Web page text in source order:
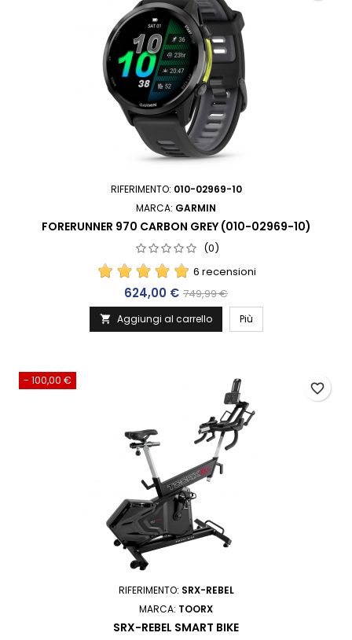
RIFERIMENTO: 010-02969-10
MARCA: GARMIN
FORERUNNER 970 CARBON GREY (010-02969-10)
(0)
6 recensioni
Prezzo
624,00 € Prezzo base
749,99 €
 Aggiungi al carrello Più
- 100,00 €
RIFERIMENTO: SRX-REBEL
MARCA: TOORX
SRX-REBEL SMART BIKE
favorite_border